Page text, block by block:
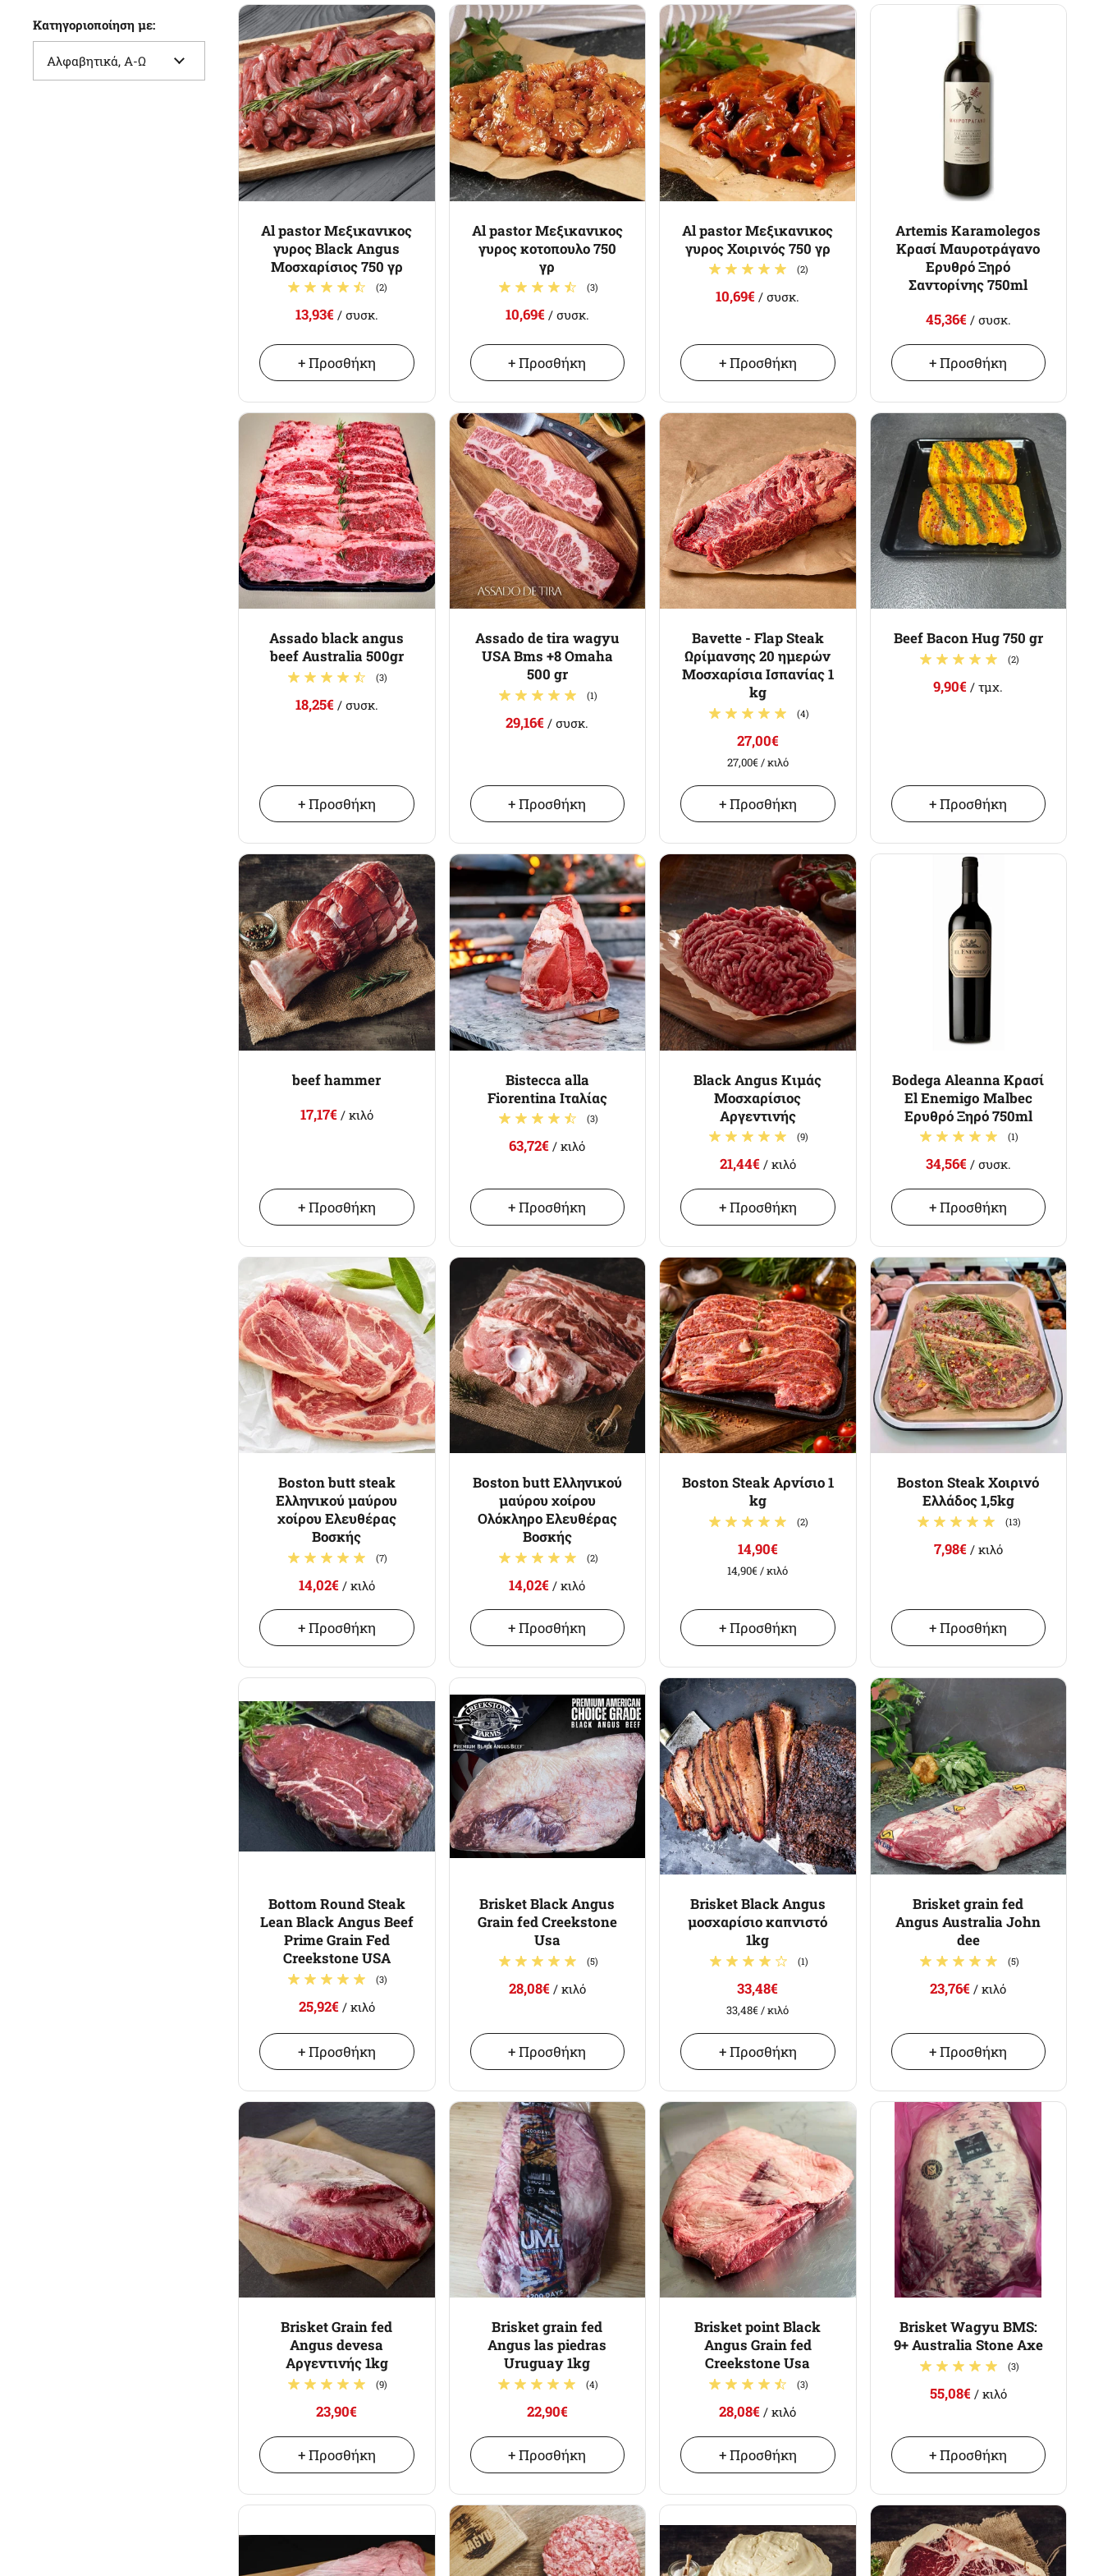
Κατηγοριοποίηση με:
Al pastor Μεξικανικος
γυρος Black Angus
Μοσχαρίσιος 750 γρ
(2)
13,93€ / συσκ.
+ Προσθήκη
Al pastor Μεξικανικος
γυρος κοτοπουλο 750
γρ
(3)
10,69€ / συσκ.
+ Προσθήκη
Al pastor Μεξικανικος
γυρος Χοιρινός 750 γρ
(2)
10,69€/ συσκ.
+ Προσθήκη
Artemis Karamolegos
Κρασί Μαυροτράγανο
Ερυθρό Ξηρό
Σαντορίνης 750ml
45,36€ / συσκ.
+ Προσθήκη
Assado black angus
beef Australia 500gr
(3)
18,25€ / συσκ.
+ Προσθήκη
Assado de tira wagyu
USA Bms +8 Omaha
500 gr
(1)
29,16€/ συσκ.
+ Προσθήκη
Bavette - Flap Steak
Ωρίμανσης 20 ημερών
Μοσχαρίσια Ισπανίας 1
kg
(4)
27,00€
27,00€/ κιλό
+ Προσθήκη
Beef Bacon Hug 750 gr
(2)
9,90€/ τμχ.
+ Προσθήκη
beef hammer
17,17€ / κιλό
+ Προσθήκη
Bistecca alla
Fiorentina Ιταλίας
(3)
63,72€/ κιλό
+ Προσθήκη
Black Angus Κιμάς
Μοσχαρίσιος
Αργεντινής
(9)
21,44€ / κιλό
+ Προσθήκη
Bodega Aleanna Κρασί
El Enemigo Malbec
Ερυθρό Ξηρό 750ml
(1)
34,56€ / συσκ.
+ Προσθήκη
Boston butt steak
Ελληνικού μαύρου
χοίρου Ελευθέρας
Βοσκής
(7)
14,02€ / κιλό
+ Προσθήκη
Boston butt Ελληνικού
μαύρου χοίρου
Ολόκληρο Ελευθέρας
Βοσκής
(2)
14,02€/ κιλό
+ Προσθήκη
Boston Steak Αρνίσιο 1
kg
(2)
14,90€
14,90€/ κιλό
+ Προσθήκη
Boston Steak Χοιρινό
Ελλάδος 1,5kg
(13)
7,98€ / κιλό
+ Προσθήκη
Bottom Round Steak
Lean Black Angus Beef
Prime Grain Fed
Creekstone USA
(3)
25,92€ / κιλό
+ Προσθήκη
Brisket Black Angus
Grain fed Creekstone
Usa
(5)
28,08€ / κιλό
+ Προσθήκη
Brisket Black Angus
μοσχαρίσιο καπνιστό
1kg
(1)
33,48€
33,48€/ κιλό
+ Προσθήκη
Brisket grain fed
Angus Australia John
dee
(5)
23,76€/ κιλό
+ Προσθήκη
Brisket Grain fed
Angus devesa
Αργεντινής 1kg
(9)
23,90€
+ Προσθήκη
Brisket grain fed
Angus las piedras
Uruguay 1kg
(4)
22,90€
+ Προσθήκη
Brisket point Black
Angus Grain fed
Creekstone Usa
(3)
28,08€/ κιλό
+ Προσθήκη
Brisket Wagyu BMS:
9+ Australia Stone Axe
(3)
55,08€ / κιλό
+ Προσθήκη